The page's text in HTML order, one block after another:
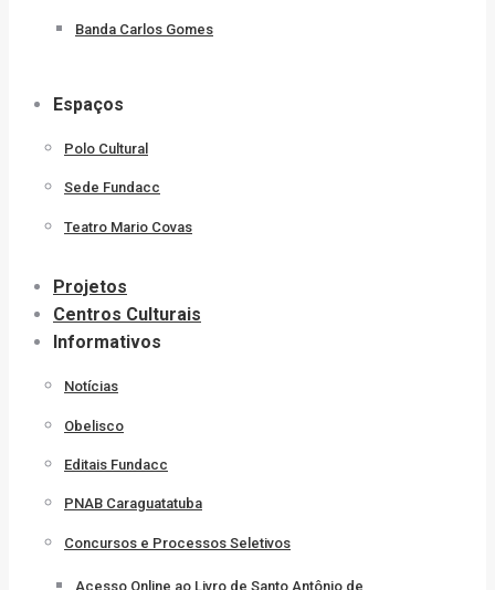
Banda Carlos Gomes
Espaços
Polo Cultural
Sede Fundacc
Teatro Mario Covas
Projetos
Centros Culturais
Informativos
Notícias
Obelisco
Editais Fundacc
PNAB Caraguatatuba
Concursos e Processos Seletivos
Acesso Online ao Livro de Santo Antônio de